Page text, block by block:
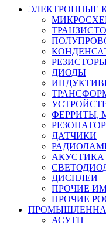
ЭЛЕКТРОННЫЕ
ДИОДЫ
ФЕРРИТЫ,
ДАТЧИКИ
АКУСТИКА
ДИСПЛЕИ
ПРОЧИЕ
ПРОЧИЕ
АСУТП